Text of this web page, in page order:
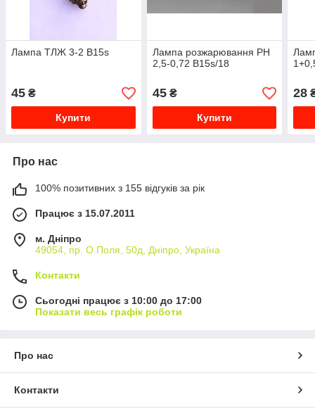
Лампа ТЛЖ 3-2 B15s
45 ₴
Купити
Лампа розжарювання РН
2,5-0,72 B15s/18
45₴
Купити
28
Про нас
100% позитивних з 155 відгуків за рік
Працює з 15.07.2011
м. Дніпро
49054, пр. О.Поля, 50д, Дніпро, Україна
Контакти
Сьогодні працює з 10:00 до 17:00
Показати весь графік роботи
Про нас
Контакти